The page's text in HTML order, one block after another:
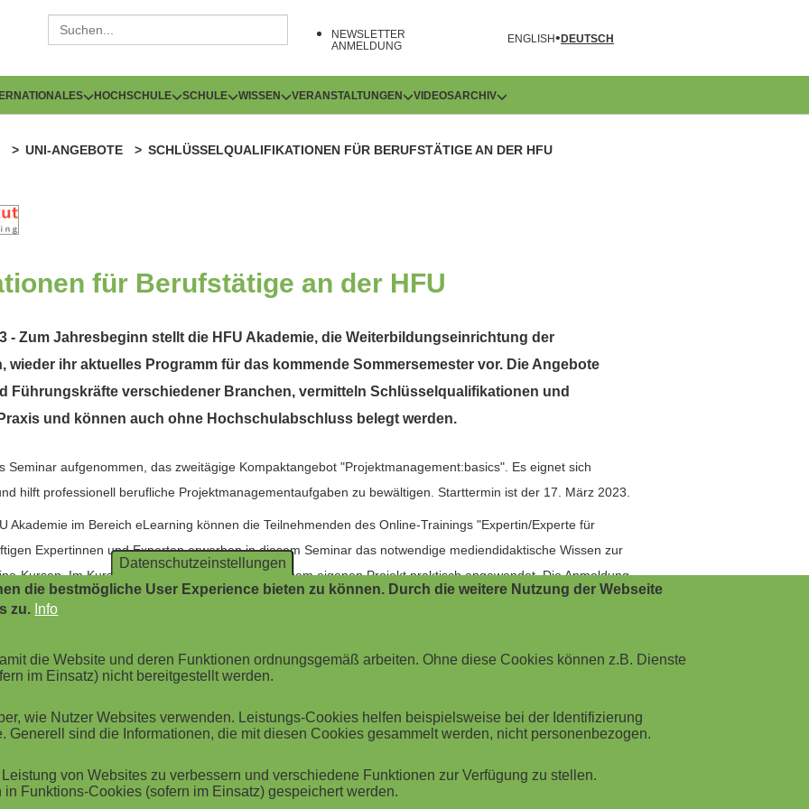
NEWSLETTER
ANMELDUNG
ENGLISH DEUTSCH
HOCHSCHULE SCHULE WISSEN VERANSTALTUNGEN VIDEOSARCHIV
UNI-ANGEBOTE SCHLÜSSELQUALIFIKATIONEN FÜR BERUFSTÄTIGE AN DER HFU
für Berufstätige an der HFU
- Zum Jahresbeginn stellt die HFU Akademie, die Weiterbildungseinrichtung der
wieder ihr aktuelles Programm für das kommende Sommersemester vor. Die Angebote
Führungskräfte verschiedener Branchen, vermitteln Schlüsselqualifikationen und
und können auch ohne Hochschulabschluss belegt werden.
Seminar aufgenommen, das zweitägige Kompaktangebot "Projektmanagement:basics". Es eignet sich
hilft professionell berufliche Projektmanagementaufgaben zu bewältigen. Starttermin ist der 17. März 2023.
Akademie im Bereich eLearning können die Teilnehmenden des Online-Trainings "Expertin/Experte für
Expertinnen und Experten erwerben in diesem Seminar das notwendige mediendidaktische Wissen zur
Kursen. Im Kurs wird dieses Wissen direkt in einem eigenen Projekt praktisch angewendet. Die Anmeldung
dreitägigen Veranstaltung werden die Grundlagen von gutem Führungsverhalten vermittelt mit dem
führen zu können. In praxisorientierten Übungen, Rollenspielen und einem persönlichen
trainiert.
modernen Betriebswirtschaftslehre hat, der ist bei dem einsemestrigen Angebot "Management Essentials for
Managementprogramm befähigt für den Umgang mit strategischen Entscheidungen und
Situationen. Die Anmeldefrist endet am 15. Februar.
Datenschutzeinstellungen
die bestmögliche User Experience bieten zu können. Durch die weitere Nutzung der Webseite
zu. Info
die Website und deren Funktionen ordnungsgemäß arbeiten. Ohne diese Cookies können z.B. Dienste
im Einsatz) nicht bereitgestellt werden.
wie Nutzer Websites verwenden. Leistungs-Cookies helfen beispielsweise bei der Identifizierung
Generell sind die Informationen, die mit diesen Cookies gesammelt werden, nicht personenbezogen.
von Websites zu verbessern und verschiedene Funktionen zur Verfügung zu stellen.
Funktions-Cookies (sofern im Einsatz) gespeichert werden.